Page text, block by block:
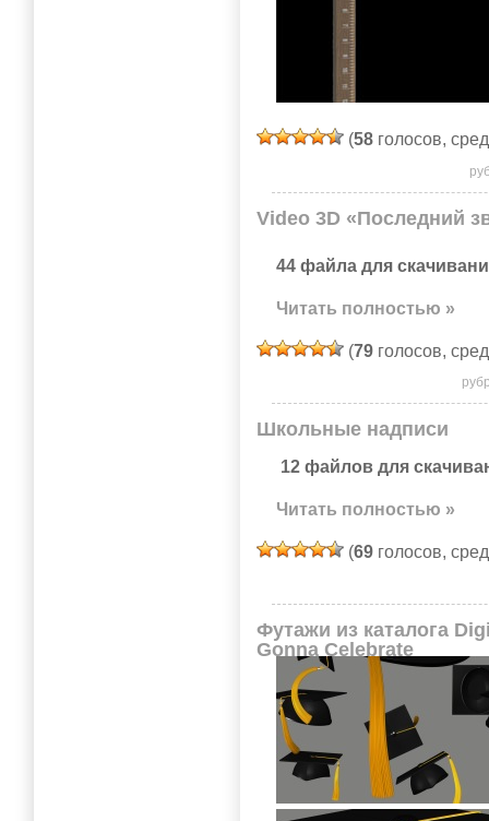
(58 голосов,
Video 3D «Последний
44 файла для
Читать полностью »
(79 голосов,
Школьные надписи
12 файлов для
Читать полностью »
(69 голосов,
Футажи из каталога
Gonna Celebrate